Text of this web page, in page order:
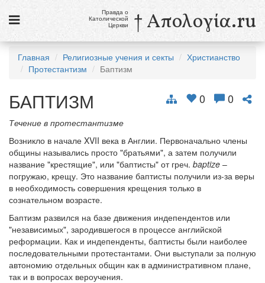
Новости
Католики в России
Галерея
Викторины
Ссылки
Религиозные учения и секты, справочник
10 августа
Св. Лаврентий, диакон и мученик
см. календарь
Правда о
Католической
Церкви † Απολογία.ru
Главная Религиозные учения и секты
Христианство
Протестантизм
Баптизм
0 0
БАПТИЗМ
Течение в протестантизме
Возникло в начале XVII века в Англии. Первоначально члены
общины назывались просто "братьями", а затем получили
название "крестящие", или "баптисты" от греч. baptize –
погружаю, крещу. Это название баптисты получили из-за веры
в необходимость совершения крещения только в
сознательном возрасте.
Баптизм развился на базе движения индепендентов или
"независимых", зародившегося в процессе английской
реформации. Как и индепенденты, баптисты были наиболее
последовательными протестантами. Они выступали за полную
автономию отдельных общин как в административном плане,
так и в вопросах вероучения.